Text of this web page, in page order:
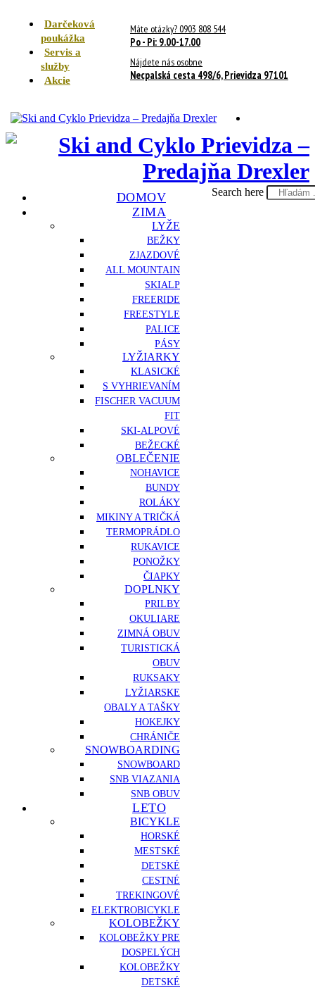
Darčeková
poukážka
Servis a
služby
Akcie
Máte otázky? 0903 808 544
Po - Pi: 9.00-17.00
Nájdete nás osobne
Necpalská cesta 498/6, Prievidza 97101
DOMOV
ZIMA
LYŽE
BEŽKY
ZJAZDOVÉ
ALL MOUNTAIN
SKIALP
FREERIDE
FREESTYLE
PALICE
PÁSY
LYŽIARKY
KLASICKÉ
S VYHRIEVANÍM
FISCHER VACUUM
FIT
SKI-ALPOVÉ
BEŽECKÉ
OBLEČENIE
NOHAVICE
BUNDY
ROLÁKY
MIKINY A TRIČKÁ
TERMOPRÁDLO
RUKAVICE
PONOŽKY
ČIAPKY
DOPLNKY
PRILBY
OKULIARE
ZIMNÁ OBUV
TURISTICKÁ
OBUV
RUKSAKY
LYŽIARSKE
OBALY A TAŠKY
HOKEJKY
CHRÁNIČE
SNOWBOARDING
SNOWBOARD
SNB VIAZANIA
SNB OBUV
LETO
BICYKLE
HORSKÉ
MESTSKÉ
DETSKÉ
CESTNÉ
TREKINGOVÉ
ELEKTROBICYKLE
KOLOBEŽKY
KOLOBEŽKY PRE
DOSPELÝCH
KOLOBEŽKY
DETSKÉ
Search here